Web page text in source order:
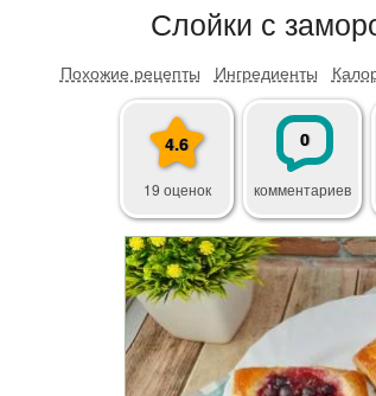
Слойки с
Похожие рецепты Ингредиенты
4.6
19 оценок
0
комментариев